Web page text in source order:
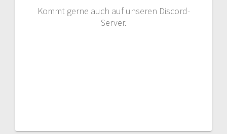
Kommt gerne auch auf unseren Discord-
Server.